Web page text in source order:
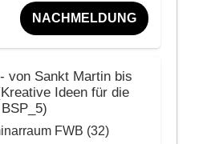
NACHMELDUNG
von Sankt Martin bis
Ideen für die
FWB (32)